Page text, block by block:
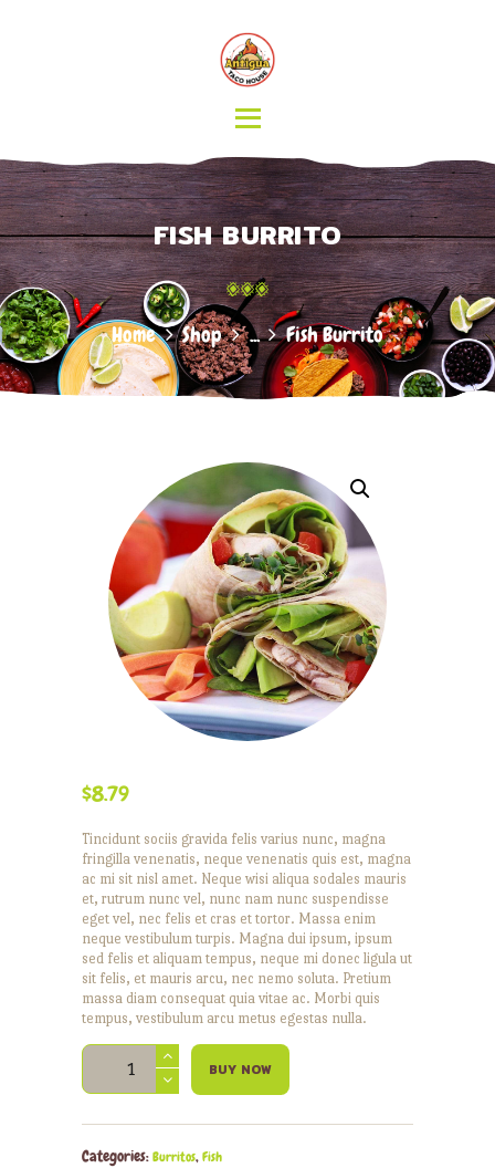
FISH BURRITO
Home Shop ... Fish Burrito
ABOUT US
CONTACT
$8.79
Tincidunt sociis gravida felis varius nunc, magna
fringilla venenatis, neque venenatis quis est, magna
ac mi sit nisl amet. Neque wisi aliqua sodales mauris
et, rutrum nunc vel, nunc nam nunc suspendisse
eget vel, nec felis et cras et tortor. Massa enim
neque vestibulum turpis. Magna dui ipsum, ipsum
sed felis et aliquam tempus, neque mi donec ligula ut
sit felis, et mauris arcu, nec nemo soluta. Pretium
massa diam consequat quia vitae ac. Morbi quis
tempus, vestibulum arcu metus egestas nulla.
Fish
quantity
BUY NOW
Categories:Burritos,Fish